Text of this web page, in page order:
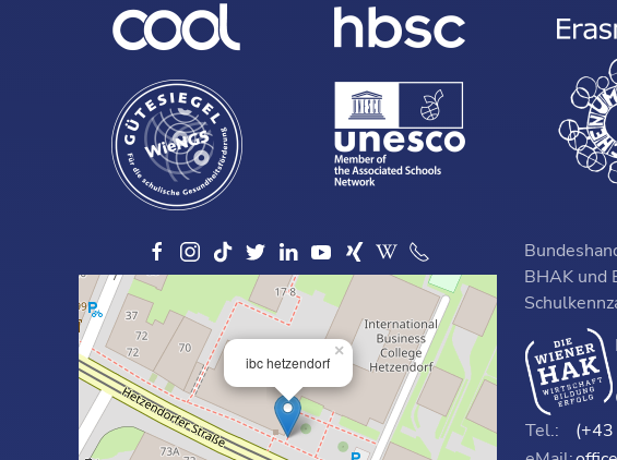
ibc hetzendorf
×
BHAK und
Tel.: